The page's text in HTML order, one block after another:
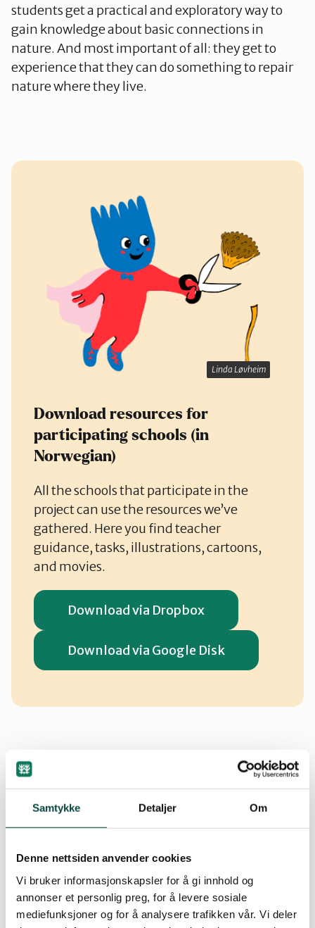
Samtykke Detaljer Om
Denne nettsiden anvender cookies
Vi bruker informasjonskapsler for å gi innhold og
annonser et personlig preg, for å levere sosiale
mediefunksjoner og for å analysere trafikken vår. Vi deler
students get a practical and exploratory way to
gain knowledge about basic connections in
nature. And most important of all: they get to
experience that they can do something to repair
nature where they live.
Linda Løvheim
Download resources for
participating schools (in
Norwegian)
All the schools that participate in the
project can use the resources we’ve
gathered. Here you find teacher
guidance, tasks, illustrations, cartoons,
and movies.
Download via Dropbox
Download via Google Disk
Does your class accept the challenge?
Spring 2024 new primary schools in Bergen
municipality can join. If your school is interested
Sign up (in Norwegian)
Brochure about Operation Flower Field (in